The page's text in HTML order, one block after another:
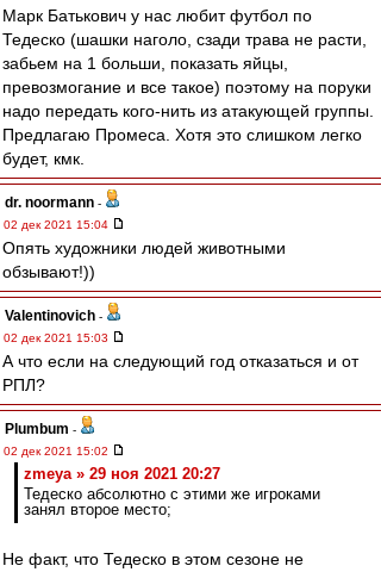
Марк Батькович у нас любит футбол по
Тедеско (шашки наголо, сзади трава не расти,
забьем на 1 больши, показать яйцы,
превозмогание и все такое) поэтому на поруки
надо передать кого-нить из атакующей группы.
Предлагаю Промеса. Хотя это слишком легко
будет, кмк.
dr. noormann -
02 дек 2021 15:04
Опять художники людей животными
обзывают!))
Valentinovich -
02 дек 2021 15:03
А что если на следующий год отказаться и от
РПЛ?
Plumbum -
02 дек 2021 15:02
zmeya » 29 ноя 2021 20:27
Тедеско абсолютно с этими же игроками
занял второе место;
Не факт, что Тедеско в этом сезоне не